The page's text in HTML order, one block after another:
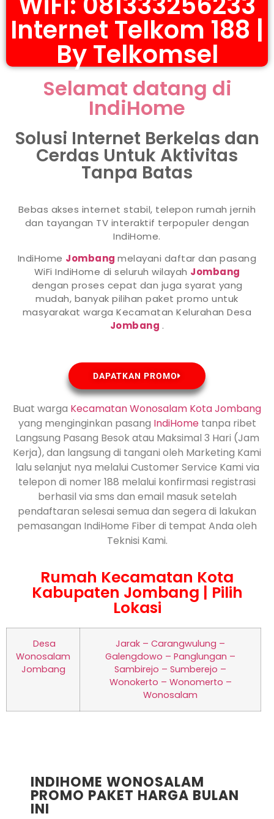
Internet Telkom 188 |
By Telkomsel
Selamat datang di
IndiHome
Solusi Internet Berkelas dan
Cerdas Untuk Aktivitas
Tanpa Batas
Bebas akses internet stabil, telepon rumah jernih
dan tayangan TV interaktif terpopuler dengan
IndiHome.
IndiHome Jombangmelayani daftar dan pasang
WiFi IndiHome di seluruh wilayah Jombang
dengan proses cepat dan juga syarat yang
mudah, banyak pilihan paket promo untuk
masyarakat warga Kecamatan Kelurahan Desa
Jombang .
DAPATKAN PROMO
Buat warga Kecamatan Wonosalam Kota Jombang
yang menginginkan pasang IndiHometanpa ribet
Langsung Pasang Besok atau Maksimal 3 Hari (Jam
Kerja), dan langsung di tangani oleh Marketing Kami
lalu selanjut nya melalui Customer Service Kami via
telepon di nomer 188 melalui konfirmasi registrasi
berhasil via sms dan email masuk setelah
pendaftaran selesai semua dan segera di lakukan
pemasangan IndiHome Fiber di tempat Anda oleh
Teknisi Kami.
Rumah Kecamatan Kota
Kabupaten Jombang | Pilih
Lokasi
Desa
Wonosalam
Jombang
Jarak – Carangwulung –
Galengdowo – Panglungan –
Sambirejo – Sumberejo –
Wonokerto – Wonomerto –
Wonosalam
INDIHOME WONOSALAM
PROMO PAKET HARGA BULAN
INI